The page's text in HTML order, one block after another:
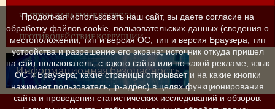
ЧАСТО ЗАДАВАЕМЫЕ ВОПРОСЫ
ПРОТИВОДЕЙСТВИЕ КОРРУПЦИИ
Информационная безопасность
Продолжая использовать наш сайт, вы даете согласие на
обработку файлов cookie, пользовательских данных (сведения о
местоположении; тип и версия ОС; тип и версия Браузера; тип
устройства и разрешение его экрана; источник откуда пришел
на сайт пользователь; с какого сайта или по какой рекламе; язык
ОС и Браузера; какие страницы открывает и на какие кнопки
нажимает пользователь; ip-адрес) в целях функционирования
сайта и проведения статистических исследований и обзоров.